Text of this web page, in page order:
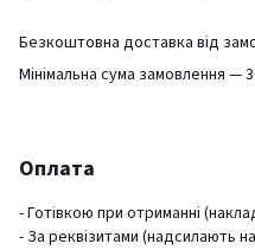
Безкоштовна доставка від
Мінімальна сума замовлення —
Оплата
- Готівкою при отриманні
- За реквізитами (надсилають